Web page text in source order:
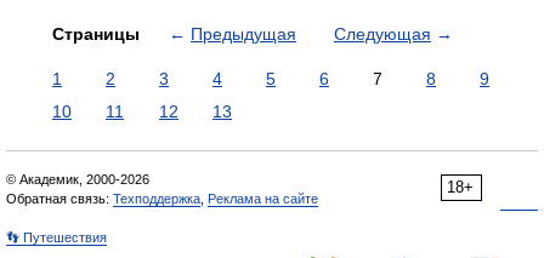
Страницы ← Предыдущая Следующая →
1 2 3 4 5 6 7 8
9
10
11 12 13
18+
© Академик, 2000-2026
Обратная связь: Техподдержка Реклама на сайте
👣 Путешествия